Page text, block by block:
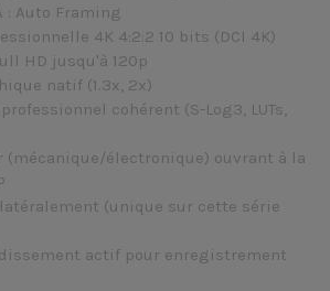
: Auto Framing
4K 4:2:2 10 bits (DCI 4K)
HD jusqu'à 120p
natif (1.3x, 2x)
cohérent (S-Log3, LUTs,
(mécanique/électronique) ouvrant à la
(unique sur cette série
actif pour enregistrement